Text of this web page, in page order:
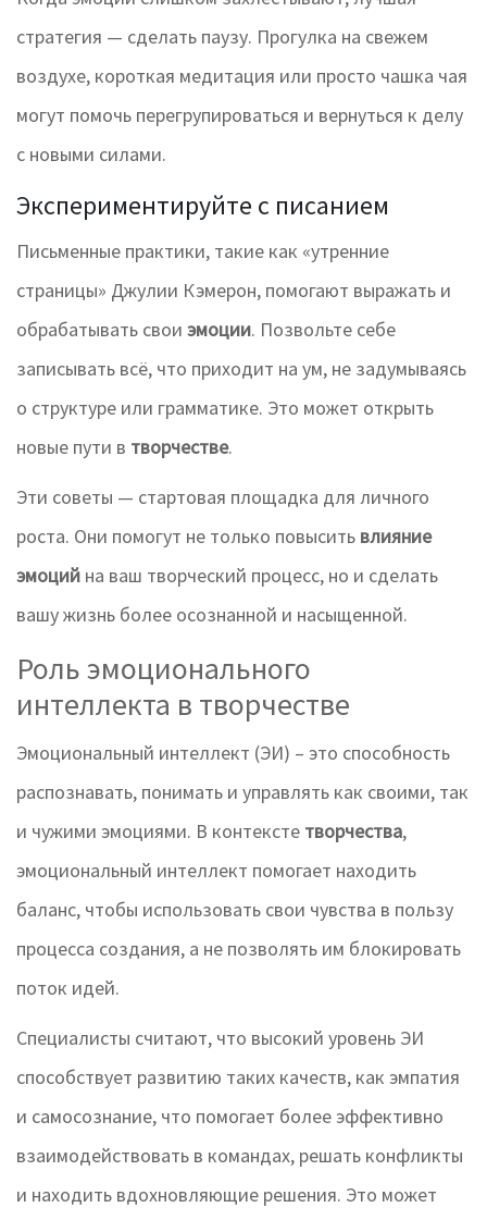
стратегия — сделать паузу. Прогулка на свежем
воздухе, короткая медитация или просто чашка чая
могут помочь перегрупироваться и вернуться к делу
с новыми силами.
Экспериментируйте с писанием
Письменные практики, такие как «утренние
страницы» Джулии Кэмерон, помогают выражать и
обрабатывать свои эмоции. Позвольте себе
записывать всё, что приходит на ум, не задумываясь
о структуре или грамматике. Это может открыть
новые пути в творчестве.
Эти советы — стартовая площадка для личного
роста. Они помогут не только повысить влияние
эмоций на ваш творческий процесс, но и сделать
вашу жизнь более осознанной и насыщенной.
Роль эмоционального
интеллекта в творчестве
Эмоциональный интеллект (ЭИ) – это способность
распознавать, понимать и управлять как своими, так
и чужими эмоциями. В контексте творчества,
эмоциональный интеллект помогает находить
баланс, чтобы использовать свои чувства в пользу
процесса создания, а не позволять им блокировать
поток идей.
Специалисты считают, что высокий уровень ЭИ
способствует развитию таких качеств, как эмпатия
и самосознание, что помогает более эффективно
взаимодействовать в командах, решать конфликты
и находить вдохновляющие решения. Это может